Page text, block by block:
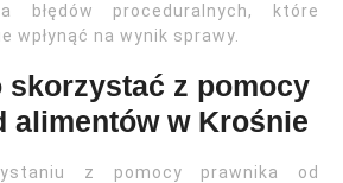
błędów proceduralnych, które
wpłynąć na wynik sprawy.
skorzystać z pomocy
alimentów w Krośnie
z pomocy prawnika od